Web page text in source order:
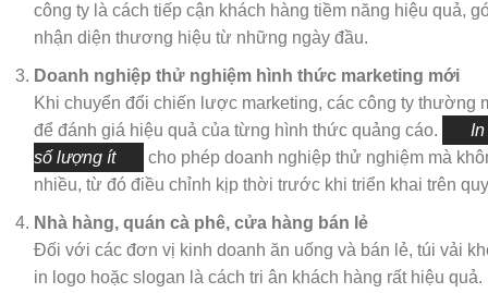
công ty là cách tiếp cận khách hàng tiềm năng hiệu quả,
nhận diện thương hiệu từ những ngày đầu.
Doanh nghiệp thử nghiệm hình thức marketing mới
Khi chuyển đổi chiến lược marketing, các công ty thường
để đánh giá hiệu quả của từng hình thức quảng cáo.
số lượng ít
cho phép doanh nghiệp thử nghiệm mà
nhiều, từ đó điều chỉnh kịp thời trước khi triển khai trên
Nhà hàng, quán cà phê, cửa hàng bán lẻ
Đối với các đơn vị kinh doanh ăn uống và bán lẻ, túi vải
in logo hoặc slogan là cách tri ân khách hàng rất hiệu